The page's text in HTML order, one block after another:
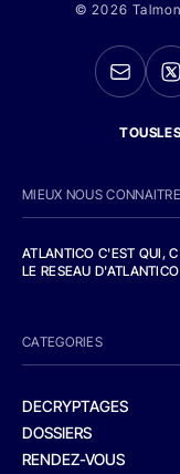
© 2026
MIEUX NOUS CONNAITRE
ATLANTICO C'EST QUI,
LE RESEAU D'ATLANTICO
CATEGORIES
DECRYPTAGES
DOSSIERS
RENDEZ-VOUS